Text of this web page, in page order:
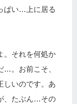
ぱい…上に居る
。それを何処か
。お前こそ、
しいのです。あ
、たぶん…その